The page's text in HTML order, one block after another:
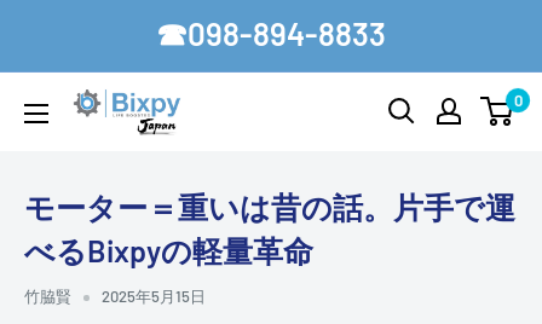
☎098-894-8833
Bixpy-
0
モーター＝重いは昔の話。片手で運
べるBixpyの軽量革命
竹脇賢 2025年5月15日